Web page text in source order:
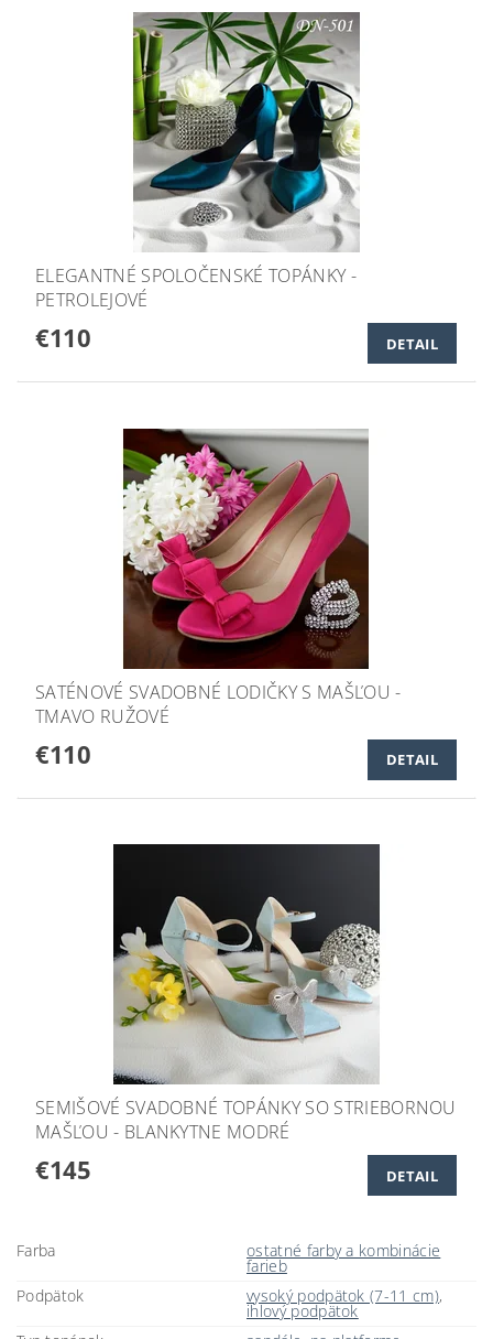
ELEGANTNÉ SPOLOČENSKÉ TOPÁNKY -
PETROLEJOVÉ
€110 DETAIL
SATÉNOVÉ SVADOBNÉ LODIČKY S MAŠĽOU -
TMAVO RUŽOVÉ
€110 DETAIL
SEMIŠOVÉ SVADOBNÉ TOPÁNKY SO STRIEBORNOU
MAŠĽOU - BLANKYTNE MODRÉ
€145 DETAIL
Farba ostatné farby a kombinácie
farieb
Podpätok
vysoký podpätok (7-11 cm),
ihlový podpätok